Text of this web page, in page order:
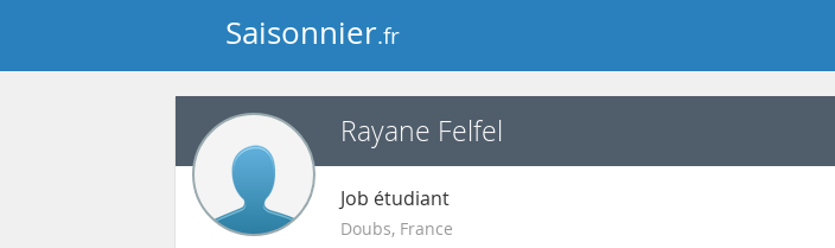
Saisonnier.fr
Rayane Felfel
Job étudiant
Doubs, France